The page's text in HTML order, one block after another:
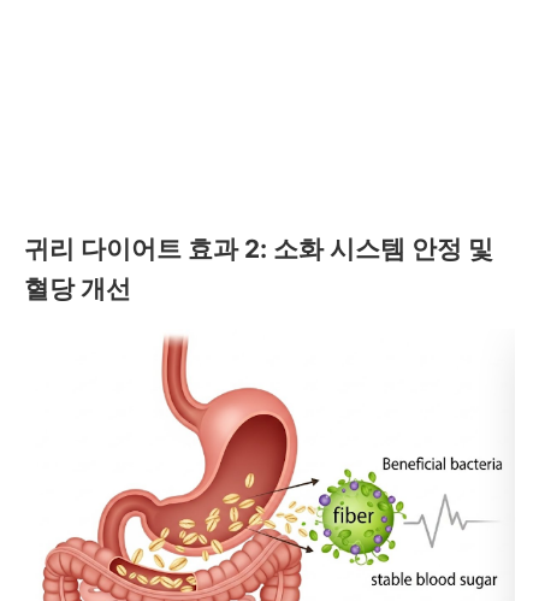
귀리 다이어트 효과 2: 소화 시스템 안정 및
혈당 개선